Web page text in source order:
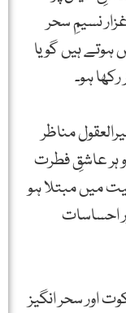
نسیمِ سحر
ہیں گویا
ہو۔
مناظر
ہر عاشقِ فطرت
میں مبتلا ہو
احساسات
اور سحر انگیز